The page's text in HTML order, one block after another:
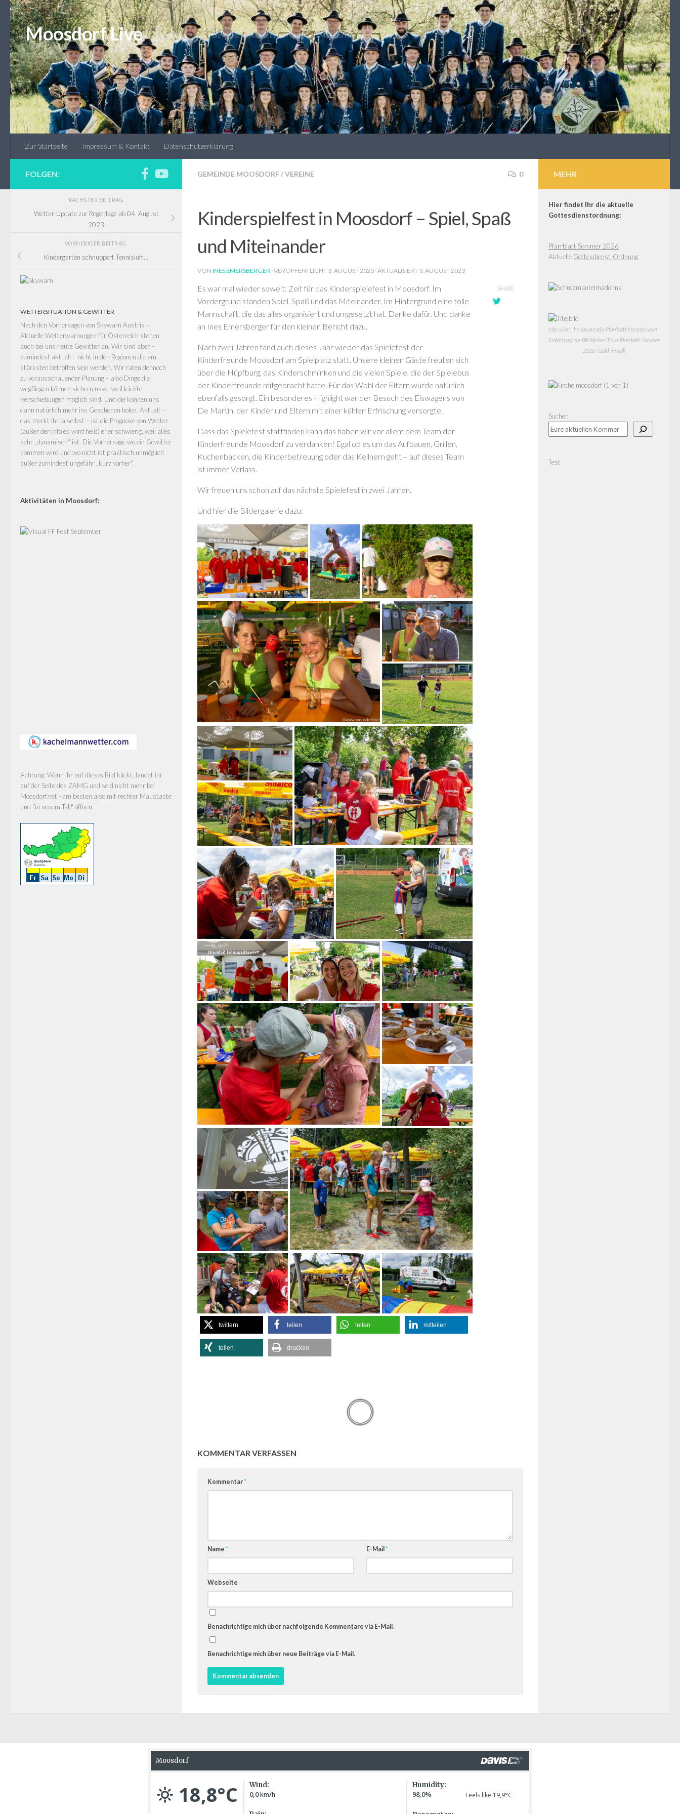
Unter dem Inhalt
Moosdorf Live * Moosdorf Live - auf die Menschen kommt es an * Hier lebt Moosdorf im Netz!
Zur Startseite Impressum & Kontakt Datenschutzerklärung
GEMEINDE MOOSDORF/VEREINE 0
Kinderspielfest in Moosdorf – Spiel, Spaß
und Miteinander
VON INES EMERSBERGER · VERÖFFENTLICHT 3. AUGUST 2023 · AKTUALISIERT 3. AUGUST 2023
Es war mal wieder soweit: Zeit für das Kinderspielefest in Moosdorf. Im
Vordergrund standen Spiel, Spaß und das Miteinander. Im Hintergrund eine tolle
Mannschaft, die das alles organisiert und umgesetzt hat. Danke dafür. Und danke
an Ines Emersberger für den kleinen Bericht dazu.
Nach zwei Jahren fand auch dieses Jahr wieder das Spielefest der
Kinderfreunde Moosdorf am Spielplatz statt. Unsere kleinen Gäste freuten sich
über die Hüpfburg, das Kinderschminken und die vielen Spiele, die der Spielebus
der Kinderfreunde mitgebracht hatte. Für das Wohl der Eltern wurde natürlich
ebenfalls gesorgt. Ein besonderes Highlight war der Besuch des Eiswagens von
De Martin, der Kinder und Eltern mit einer kühlen Erfrischung versorgte.
Dass das Spielefest stattfinden kann das haben wir vor allem dem Team der
Kinderfreunde Moosdorf zu verdanken! Egal ob es um das Aufbauen, Grillen,
Kuchenbacken, die Kinderbetreuung oder das Kellnern geht – auf dieses Team
ist immer Verlass.
Wir freuen uns schon auf das nächste Spielefest in zwei Jahren.
Und hier die Bildergalerie dazu:
twittern teilen teilen mitteilen
teilen drucken
SHARE
KOMMENTAR VERFASSEN
Kommentar*
Name * E-Mail*
Webseite
Benachrichtige mich über nachfolgende Kommentare via E-Mail.
Benachrichtige mich über neue Beiträge via E-Mail.
FOLGEN:
NÄCHSTER BEITRAG
Wetter-Update zur Regenlage ab 04. August
2023
VORHERIGER BEITRAG
Kindergarten schnuppert Tennisluft…
WETTERSITUATION & GEWITTER
Nach den Vorhersagen von Skywarn Austria –
Aktuelle Wetterwarnungen für Österreich stehen
auch bei uns heute Gewitter an. Wir sind aber –
zumindest aktuell – nicht in den Regionen die am
stärksten betroffen sein werden. Wir raten dennoch
zu vorausschauender Planung – also Dinge die
wegfliegen können sichern usw., weil leichte
Verschiebungen möglich sind. Und die können uns
dann natürlich mehr ins Geschehen holen. Aktuell –
das merkt ihr ja selbst – ist die Prognose von Wetter
(außer der Info es wird heiß) eher schwierig, weil alles
sehr „dynamisch“ ist. Die Vorhersage wo ein Gewitter
kommen wird und wo nicht ist praktisch unmöglich
außer zumindest ungefähr „kurz vorher“.
Aktivitäten in Moosdorf:
Achtung: Wenn ihr auf dieses Bild klickt, landet ihr
auf der Seite des ZAMG und seid nicht mehr bei
Moosdorf.net - am besten also mit rechter Maustaste
und "in neuem Tab" öffnen.
MEHR
Hier findet Ihr die aktuelle
Gottesdienstordnung:
Pfarrblatt Sommer 2026
Aktuelle Gottesdienst-Ordnung
Hier könnt Ihr das aktuelle Pfarrblatt herunterladen!
Einfach auf das Bild klicken (Foto: Pfarrblatt Sommer
2026 / Edith Friedl)
Suchen
Test